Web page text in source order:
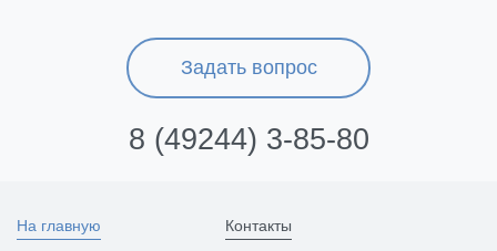
Задать вопрос
8 (49244) 3-85-80
На главную Контакты